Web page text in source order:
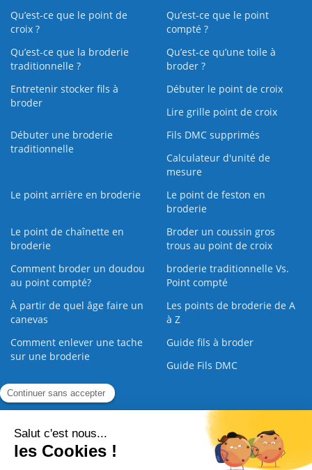
Qu’est-ce que le point de
croix ?
Qu’est-ce que le point
compté ?
Qu’est-ce que la broderie
traditionnelle ?
Qu’est‑ce qu’une toile à
broder ?
Entretenir stocker fils à
broder
Débuter le point de croix
Lire grille point de croix
Débuter une broderie
traditionnelle
Fils DMC supprimés
Calculateur d'unité de
mesure
Le point arrière en broderie
Le point de feston en
broderie
Le point de chaînette en
broderie
Broder un coussin gros
trous au point de croix
Comment broder un doudou
au point compté?
broderie traditionnelle Vs.
Point compté
À partir de quel âge faire un
canevas
Les points de broderie de A
à Z
Comment enlever une tache
sur une broderie
Guide fils à broder
Guide Fils DMC
Guide de la Broderie
Nous contacter |